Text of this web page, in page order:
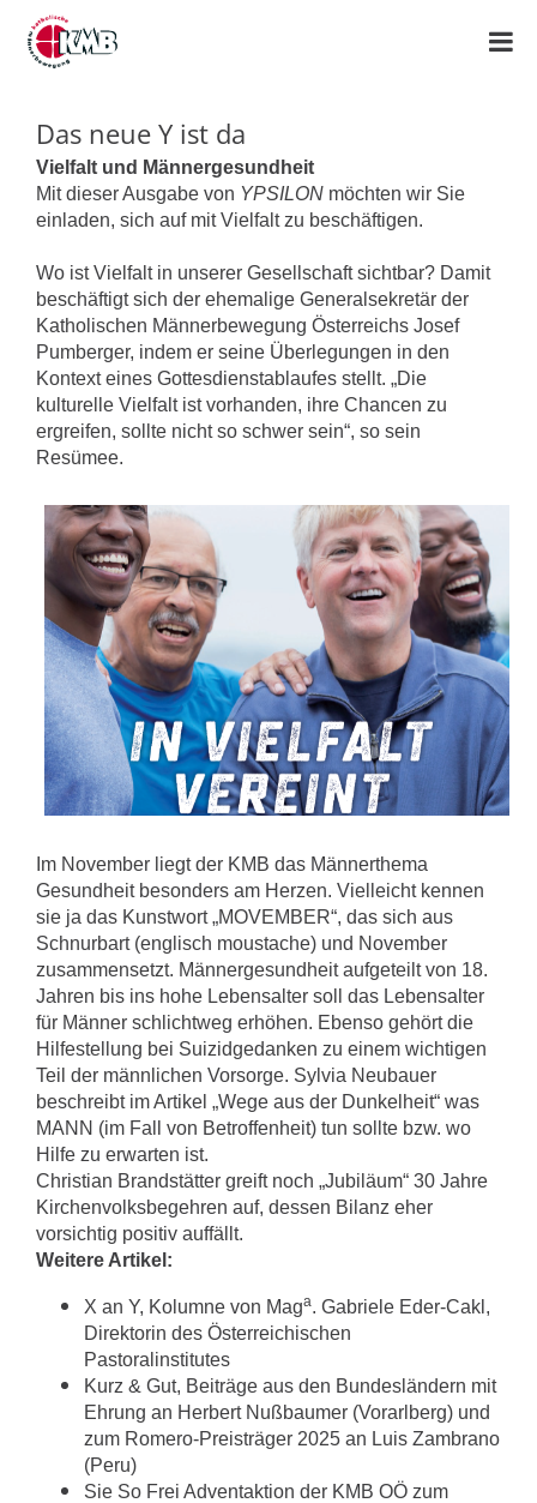
Das neue Y ist da
Vielfalt und Männergesundheit
Mit dieser Ausgabe von YPSILON möchten wir Sie
einladen, sich auf mit Vielfalt zu beschäftigen.
Wo ist Vielfalt in unserer Gesellschaft sichtbar? Damit
beschäftigt sich der ehemalige Generalsekretär der
Katholischen Männerbewegung Österreichs Josef
Pumberger, indem er seine Überlegungen in den
Kontext eines Gottesdienstablaufes stellt. „Die
kulturelle Vielfalt ist vorhanden, ihre Chancen zu
ergreifen, sollte nicht so schwer sein“, so sein
Resümee.
Im November liegt der KMB das Männerthema
Gesundheit besonders am Herzen. Vielleicht kennen
sie ja das Kunstwort „MOVEMBER“, das sich aus
Schnurbart (englisch moustache) und November
zusammensetzt. Männergesundheit aufgeteilt von 18.
Jahren bis ins hohe Lebensalter soll das Lebensalter
für Männer schlichtweg erhöhen. Ebenso gehört die
Hilfestellung bei Suizidgedanken zu einem wichtigen
Teil der männlichen Vorsorge. Sylvia Neubauer
beschreibt im Artikel „Wege aus der Dunkelheit“ was
MANN (im Fall von Betroffenheit) tun sollte bzw. wo
Hilfe zu erwarten ist.
Christian Brandstätter greift noch „Jubiläum“ 30 Jahre
Kirchenvolksbegehren auf, dessen Bilanz eher
vorsichtig positiv auffällt.
Weitere Artikel:
X an Y, Kolumne von Maga. Gabriele Eder-Cakl,
Direktorin des Österreichischen
Pastoralinstitutes
Kurz & Gut, Beiträge aus den Bundesländern mit
Ehrung an Herbert Nußbaumer (Vorarlberg) und
zum Romero-Preisträger 2025 an Luis Zambrano
(Peru)
Sie So Frei Adventaktion der KMB OÖ zum